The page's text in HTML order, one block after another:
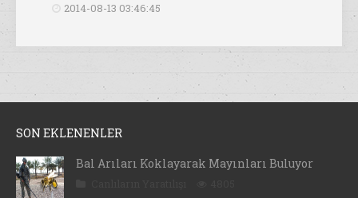
2014-08-13 03:46:45
SON EKLENENLER
Bal Arıları Koklayarak Mayınları Buluyor